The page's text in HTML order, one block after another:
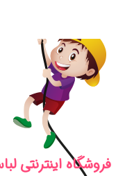
فروشگاه اینترنتی